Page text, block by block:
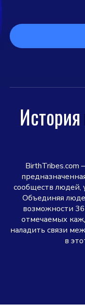
BirthTribes.com
сообществ людей,
Объединяя
возможности
отмечаемых
наладить связи
в